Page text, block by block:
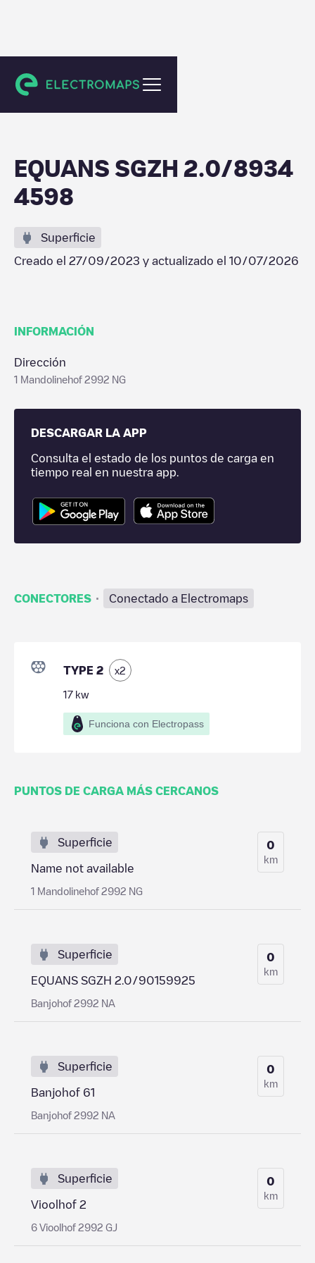
Barendrecht
EQUANS SGZH 2.0/8934
4598
Superficie
Creado el 27/09/2023 y actualizado el 10/07/2026
INFORMACIÓN
Dirección
1 Mandolinehof 2992 NG
DESCARGAR LA APP
Consulta el estado de los puntos de carga en
tiempo real en nuestra app.
CONECTORES · Conectado a Electromaps
TYPE 2 x2
17 kw
Funciona con Electropass
PUNTOS DE CARGA MÁS CERCANOS
Superficie
Name not available
1 Mandolinehof 2992 NG
0
km
Superficie
EQUANS SGZH 2.0/90159925
Banjohof 2992 NA
0
km
Superficie
Banjohof 61
Banjohof 2992 NA
0
km
Superficie
Vioolhof 2
6 Vioolhof 2992 GJ
0
km